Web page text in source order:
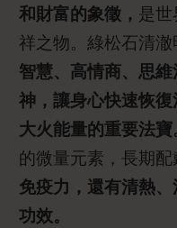
和財富的象徵， 是
祥之物。綠松石清
智慧、高情商、思
神，讓身心快速恢
大火能量的重要法寶
的微量元素，長期
免疫力，還有清熱
功效。